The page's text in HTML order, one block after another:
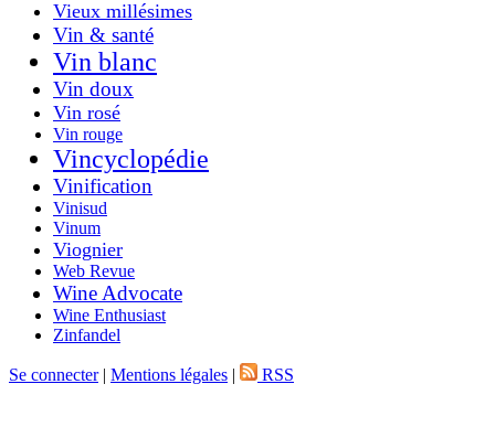
Vieux millésimes
Vin & santé
Vin blanc
Vin doux
Vin rosé
Vin rouge
Vincyclopédie
Vinification
Vinisud
Vinum
Viognier
Web Revue
Wine Advocate
Wine Enthusiast
Zinfandel
Se connecter| Mentions légales | RSS